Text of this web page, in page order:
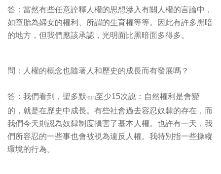
答：當然有些任意詮釋人權的思想滲入有關人權的言論中，
如墮胎為婦女的權利、所謂的生育權等等。因此有許多黑暗
的地方，但我們應該承認，光明面比黑暗面多得多。
問：人權的概念也隨著人和歷史的成長而有發展嗎？
答：我們看到，聖多默*[註1]至少15次說：自然權利是會變
的，就是在歷史中成長。有些社會過去容忍奴隸的存在，而
我們今天則認為奴隸制度損害了基本人權。也許有一天，我
們所容忍的一些事也會被視為違反人權。我特別指一些操縱
環境的行為。